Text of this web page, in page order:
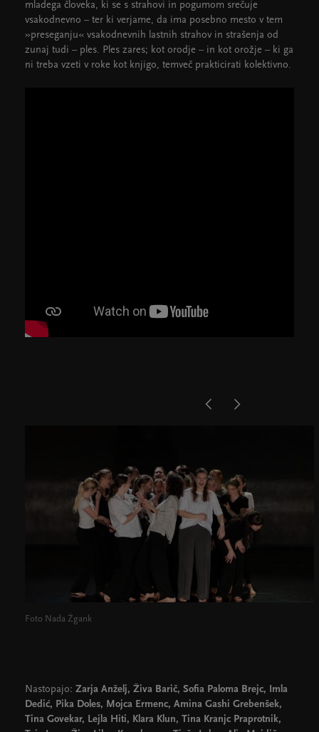
mladega človeka, ki se s strahovi in pogumom srečuje
vsakodnevno – ter ki verjame, da ima posebno mesto v tem
»preseganju« vsakodnevnih lastnih strahov in strašenja od
zunaj tudi – ples. Ples zares; kot orodje – in kot orožje – ki ga
ni treba vzeti v roke kot knjigo, temveč prakticirati kolektivno.
Foto Nada Žgank
Nastopajo: Zarja Anželj, Živa Barič, Sofia Paloma Brejc, Imla
Dedić, Pika Doles, Mojca Ermenc, Amina Gashi Grebenšek,
Tina Govekar, Lejla Hiti, Klara Klun, Tina Kranjc Praprotnik,